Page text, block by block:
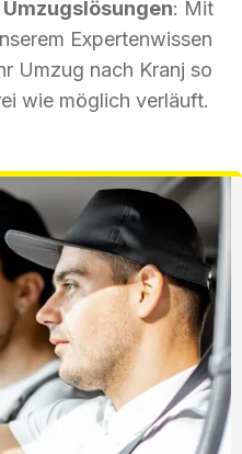
: Mit
Expertenwissen
Umzug nach Kranj so
wie möglich verläuft.